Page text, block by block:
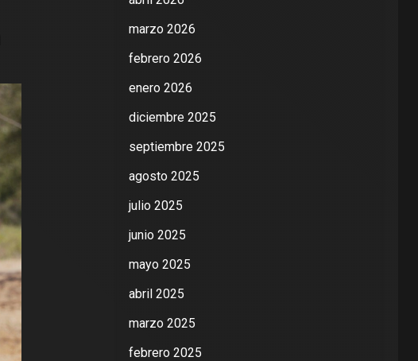
marzo 2026
febrero 2026
enero 2026
diciembre 2025
septiembre 2025
agosto 2025
julio 2025
junio 2025
mayo 2025
abril 2025
marzo 2025
febrero 2025